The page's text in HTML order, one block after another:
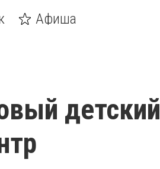
Афиша
детский